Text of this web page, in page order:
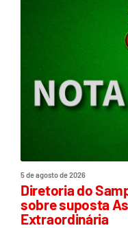
5 de agosto de 2026
Diretoria do
sobre suposta
Extraordinária